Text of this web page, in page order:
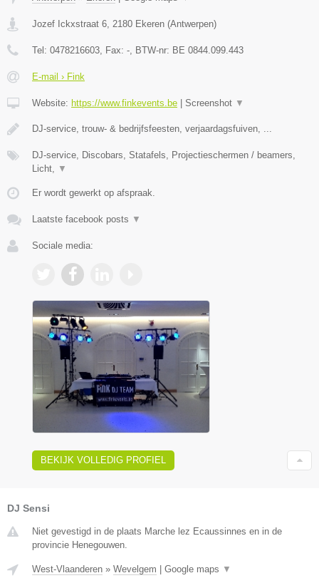
Jozef Ickxstraat 6 2180 Ekeren (Antwerpen)
Tel: 0478216603 , Fax: - , BTW-nr: BE 0844.099.443
E-mail › Fink
Website: https://www.finkevents.be Screenshot ▼
DJ-service, trouw- & bedrijfsfeesten, verjaardagsfuiven, ...
DJ-service, Discobars, Statafels, Projectieschermen / beamers,
Licht,
▼
Er wordt gewerkt op afspraak.
Laatste facebook posts ▼
Sociale media:
BEKIJK VOLLEDIG PROFIEL
DJ Sensi
Niet gevestigd in de plaats Marche lez Ecaussinnes en in de
provincie Henegouwen.
West-Vlaanderen » Wevelgem Google maps ▼